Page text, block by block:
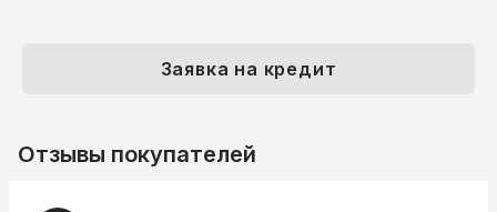
Заявка на кредит
Отзывы покупателей